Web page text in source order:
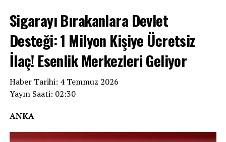
Sigarayı Bırakanlara Devlet
Desteği: 1 Milyon Kişiye Ücretsiz
İlaç! Esenlik Merkezleri Geliyor
Haber Tarihi: 4 Temmuz 2026
Yayın Saati: 02:30
ANKA